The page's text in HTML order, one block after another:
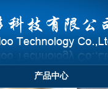
产品中心